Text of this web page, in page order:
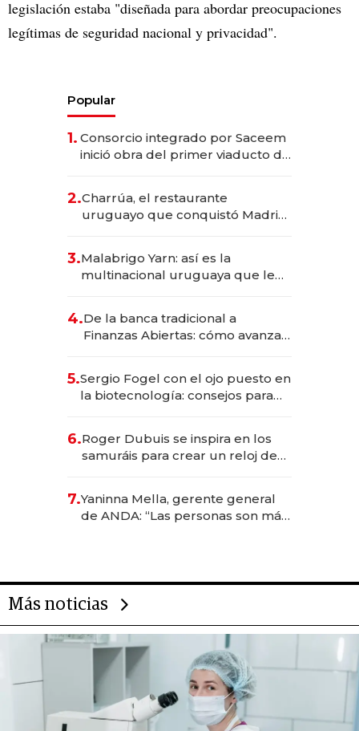
legislación estaba "diseñada para abordar preocupaciones
legítimas de seguridad nacional y privacidad".
Popular
1. Consorcio integrado por Saceem
inició obra del primer viaducto de
millones
2.Charrúa, el restaurante
uruguayo que conquistó Madrid:
anticipación y prepara apertura
3.Malabrigo Yarn: así es la
multinacional uruguaya que le
4.De la banca tradicional a
Finanzas Abiertas: cómo avanza
5.Sergio Fogel con el ojo puesto en
la biotecnología: consejos para
6.Roger Dubuis se inspira en los
samuráis para crear un reloj de
7.Yaninna Mella, gerente general
de ANDA: “Las personas son más
Más noticias